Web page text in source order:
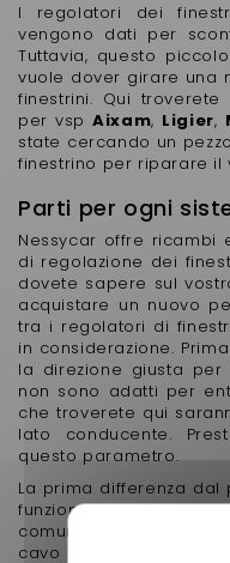
I regolatori dei
vengono dati per
Tuttavia, questo
vuole dover girare una
finestrini. Qui troverete
per vspAixam, Ligier,
state cercando un
finestrino per riparare il
Parti per ogni
Nessycar offre ricambi
di regolazione dei
dovete sapere sul
acquistare un nuovo
tra i regolatori di
in considerazione.
la direzione giusta
non sono adatti per
che troverete qui
lato conducente.
questo parametro.
La prima differenza
funzionamento del
comuni sul mercato
cavo e il sistema a